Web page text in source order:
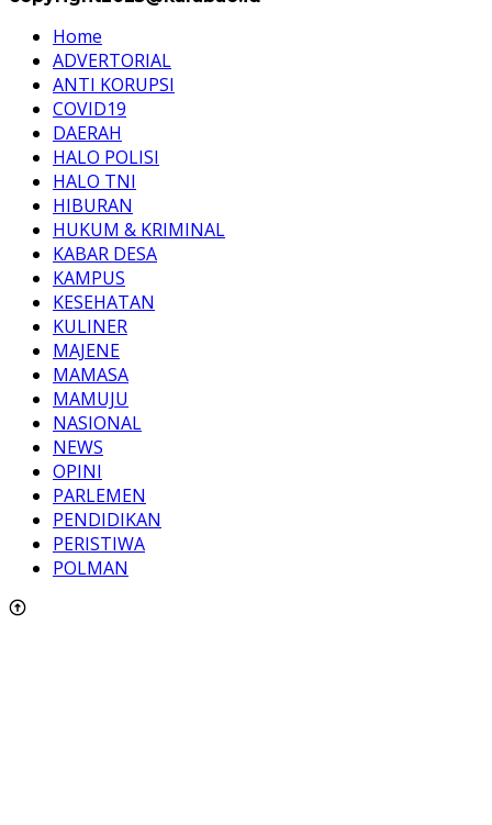
Home
ADVERTORIAL
ANTI KORUPSI
COVID19
DAERAH
HALO POLISI
HALO TNI
HIBURAN
HUKUM & KRIMINAL
KABAR DESA
KAMPUS
KESEHATAN
KULINER
MAJENE
MAMASA
MAMUJU
NASIONAL
NEWS
OPINI
PARLEMEN
PENDIDIKAN
PERISTIWA
POLMAN